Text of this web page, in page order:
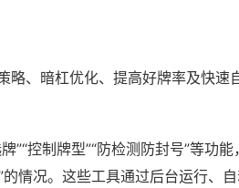
略、暗杠优化、提高好牌率及快速
”“控制牌型”“防检测防封号”等功能
情况。这些工具通过后台运行、